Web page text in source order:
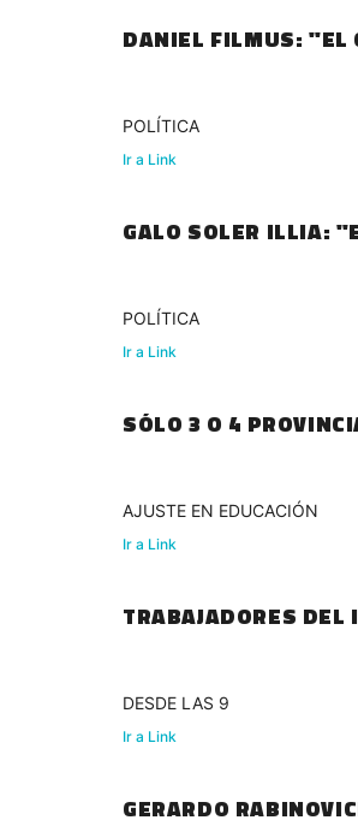
DANIEL FILMUS: "EL
POLÍTICA
Ir a Link
GALO SOLER ILLIA:
POLÍTICA
Ir a Link
SÓLO 3 O 4
AJUSTE EN EDUCACIÓN
Ir a Link
TRABAJADORES DEL
DESDE LAS 9
Ir a Link
GERARDO